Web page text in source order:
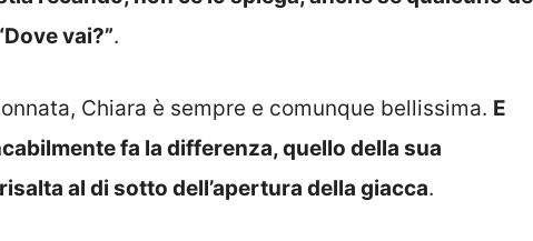
vai?”.
Chiara è sempre e comunque bellissima. E
fa la differenza, quello della sua
al di sotto dell’apertura della giacca.